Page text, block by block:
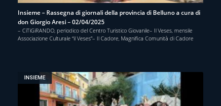
Insieme – Rassegna di giornali della provincia di Belluno a cura di
don Giorgio Aresi – 02/04/2025
– CiTiGiRANDO, periodico del Centro Turistico Giovanile– Il Veses, mensile
Associazione Culturale “il Veses”– Il Cadore, Magnifica Comunità di Cadore
INSIEME